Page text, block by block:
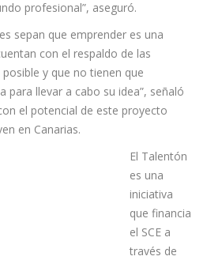
que puedan pasar de lo que
en marcha proyectos reales que
profesional”, aseguró.
sepan que emprender es una
con el respaldo de las
y que no tienen que
llevar a cabo su idea”, señaló
el potencial de este proyecto
El Talentón
es una
iniciativa
que financia